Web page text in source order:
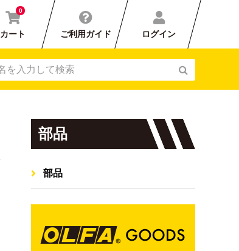
カート
0
ご利用ガイド ログイン
部品
部品